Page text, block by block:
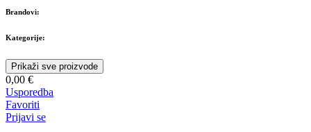
Brandovi:
Kategorije:
Prikaži sve proizvode
0,00 €
Usporedba
Favoriti
Prijavi se